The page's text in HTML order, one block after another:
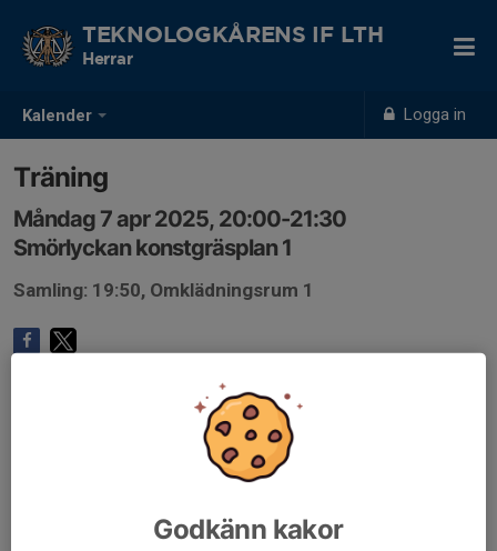
Kalender Logga in
TEKNOLOGKÅRENS IF LTH
Herrar
Träning
Måndag 7 apr 2025, 20:00-21:30
Smörlyckan konstgräsplan 1
Samling: 19:50, Omklädningsrum 1
Godkänn kakor